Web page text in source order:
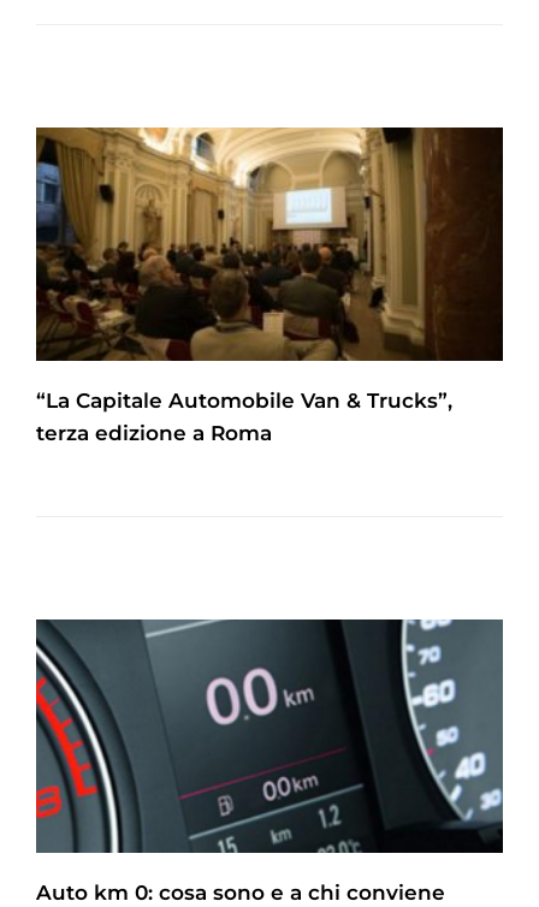
“La Capitale Automobile Van & Trucks”,
terza edizione a Roma
Auto km 0: cosa sono e a chi conviene